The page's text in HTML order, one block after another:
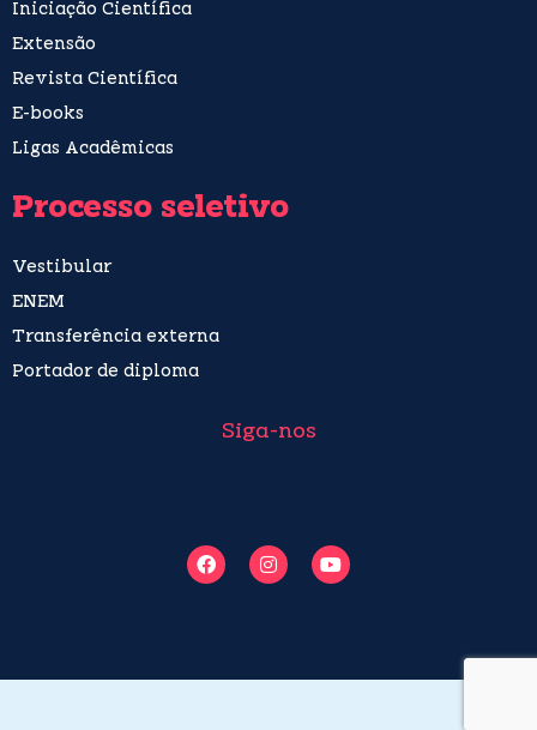
Iniciação Científica
Extensão
Revista Científica
E-books
Ligas Acadêmicas
Processo seletivo
Vestibular
ENEM
Transferência externa
Portador de diploma
Siga-nos
F
a
I
n
Y
o